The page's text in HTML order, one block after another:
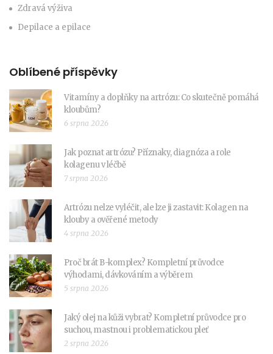
Zdravá výživa
Depilace a epilace
Oblíbené příspěvky
Vitamíny a doplňky na artrózu: Co skutečně pomáhá
kloubům?
6 srpna 2026
Jak poznat artrózu? Příznaky, diagnóza a role
kolagenu v léčbě
7 srpna 2026
Artrózu nelze vyléčit, ale lze ji zastavit: Kolagen na
klouby a ověřené metody
4 srpna 2026
Proč brát B-komplex? Kompletní průvodce
výhodami, dávkováním a výběrem
5 srpna 2026
Jaký olej na kůži vybrat? Kompletní průvodce pro
suchou, mastnou i problematickou pleť
2 srpna 2026